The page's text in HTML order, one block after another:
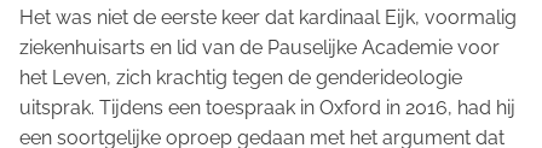
Het was niet de eerste keer dat kardinaal Eijk, voormalig
ziekenhuisarts en lid van de Pauselijke Academie voor
het Leven, zich krachtig tegen de genderideologie
uitsprak. Tijdens een toespraak in Oxford in 2016, had hij
een soortgelijke oproep gedaan met het argument dat